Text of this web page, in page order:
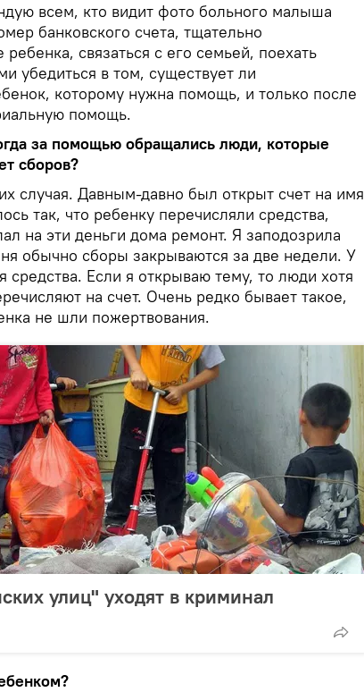
всем, кто видит фото больного малыша
банковского счета, тщательно
связаться с его семьей, поехать
убедиться в том, существует ли
которому нужна помощь, и только после
помощь.
за помощью обращались люди, которые
сборов?
случая. Давным-давно был открыт счет на имя
так, что ребенку перечисляли средства,
на эти деньги дома ремонт. Я заподозрила
обычно сборы закрываются за две недели. У
средства. Если я открываю тему, то люди хотя
на счет. Очень редко бывает такое,
не шли пожертвования.
улиц" уходят в криминал